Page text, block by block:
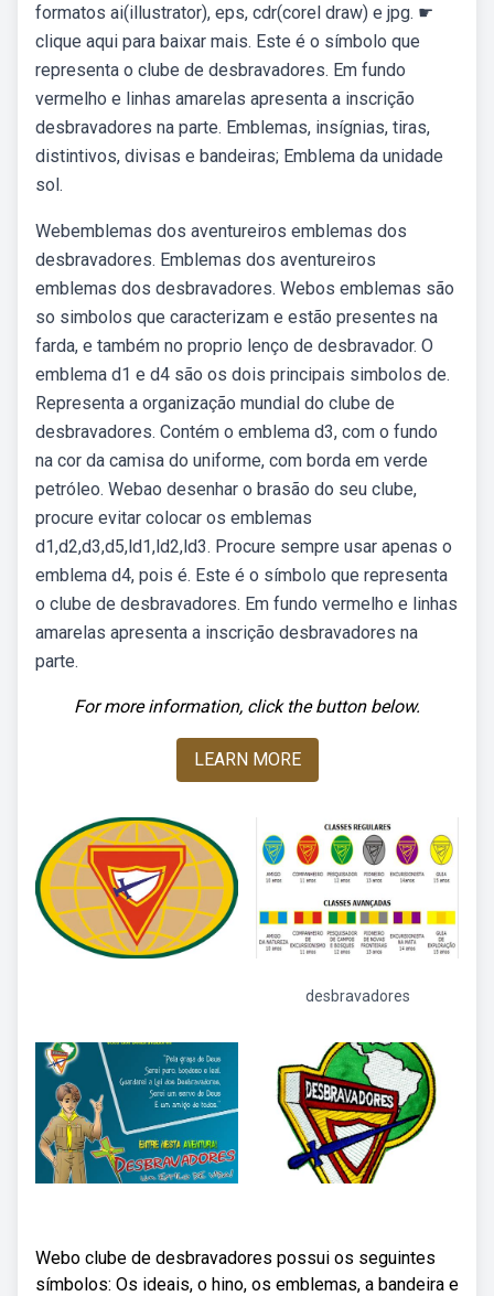
formatos ai(illustrator), eps, cdr(corel draw) e jpg. ☛
clique aqui para baixar mais. Este é o símbolo que
representa o clube de desbravadores. Em fundo
vermelho e linhas amarelas apresenta a inscrição
desbravadores na parte. Emblemas, insígnias, tiras,
distintivos, divisas e bandeiras; Emblema da unidade
sol.
Webemblemas dos aventureiros emblemas dos
desbravadores. Emblemas dos aventureiros
emblemas dos desbravadores. Webos emblemas são
so simbolos que caracterizam e estão presentes na
farda, e também no proprio lenço de desbravador. O
emblema d1 e d4 são os dois principais simbolos de.
Representa a organização mundial do clube de
desbravadores. Contém o emblema d3, com o fundo
na cor da camisa do uniforme, com borda em verde
petróleo. Webao desenhar o brasão do seu clube,
procure evitar colocar os emblemas
d1,d2,d3,d5,ld1,ld2,ld3. Procure sempre usar apenas o
emblema d4, pois é. Este é o símbolo que representa
o clube de desbravadores. Em fundo vermelho e linhas
amarelas apresenta a inscrição desbravadores na
parte.
For more information, click the button below.
LEARN MORE
desbravadores
Webo clube de desbravadores possui os seguintes
símbolos: Os ideais, o hino, os emblemas, a bandeira e